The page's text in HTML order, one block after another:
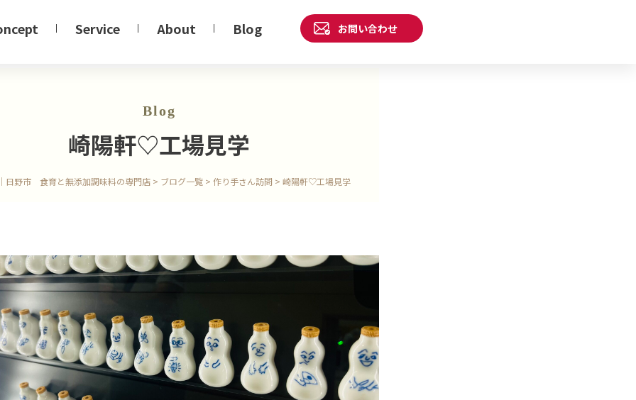
Service About Blog お問い合わせ
Blog
崎陽軒♡工場見学
日野市 食育と無添加調味料の専門店 > ブログ一覧 > 作り手さん訪問 > 崎陽軒♡工場見学